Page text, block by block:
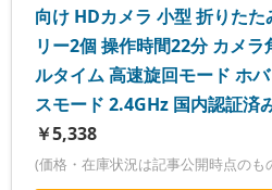
向け HDカメラ 小型 折りた
リー2個 操作時間22分 カメ
ルタイム 高速旋回モード ホ
スモード 2.4GHz 国内認証済
￥5,338
(価格・在庫状況は記事公開時点のも